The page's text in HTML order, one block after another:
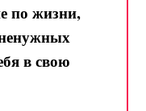
по жизни,
в свою